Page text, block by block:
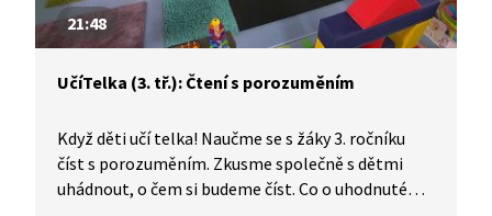
21:48
UčíTelka (3. tř.): Čtení s porozuměním
Když děti učí telka! Naučme se s žáky 3. ročníku
číst s porozuměním. Zkusme společně s dětmi
uhádnout, o čem si budeme číst. Co o uhodnutém